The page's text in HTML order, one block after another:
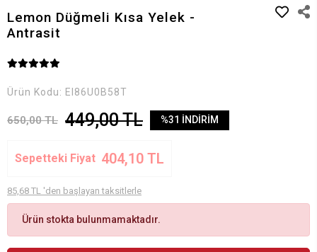
Lemon Düğmeli Kısa Yelek -
Antrasit
Ürün Kodu: EI86U0B58T
650,00 TL 449,00 TL %31 İNDİRİM
Sepetteki Fiyat 404,10 TL
85,68 TL 'den başlayan taksitlerle
Ürün stokta bulunmamaktadır.